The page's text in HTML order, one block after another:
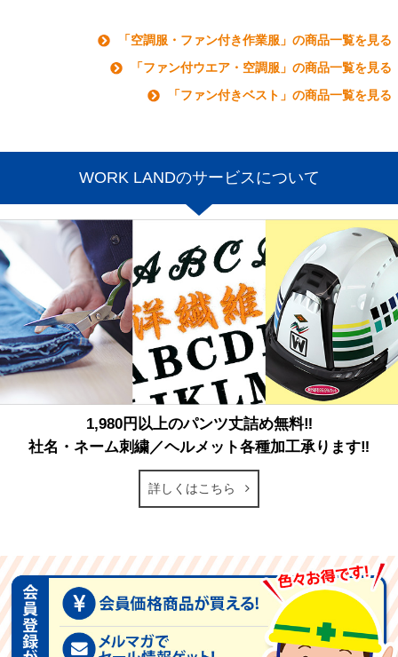
「空調服・ファン付き作業服」の商品一覧を見る
「ファン付ウエア・空調服」の商品一覧を見る
「ファン付きベスト」の商品一覧を見る
WORK LANDのサービスについて
1,980円以上のパンツ丈詰め無料‼
社名・ネーム刺繍／ヘルメット各種加工承ります‼
詳しくはこちら